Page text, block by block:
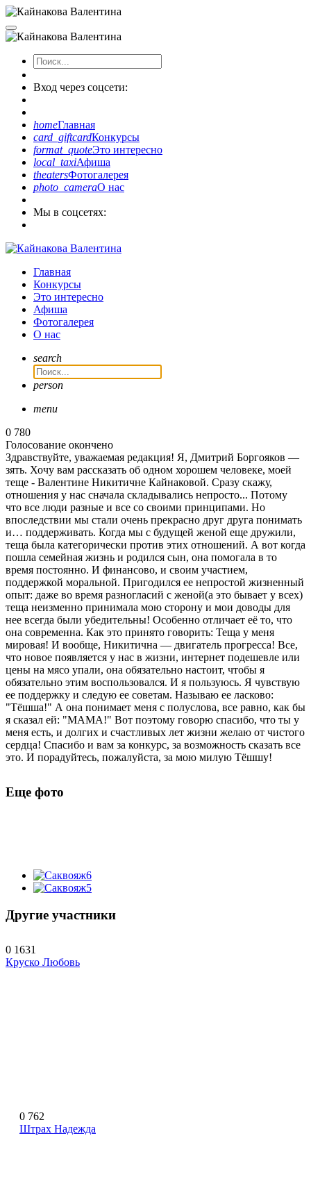
Вход через соцсети:
homeГлавная
card_giftcardКонкурсы
format_quoteЭто интересно
local_taxiАфиша
theatersФотогалерея
photo_cameraО нас
Мы в соцсетях:
Главная
Конкурсы
Это интересно
Афиша
Фотогалерея
О нас
search
person
menu
0 780
Голосование окончено
Здравствуйте, уважаемая редакция! Я, Дмитрий Боргояков —
зять. Хочу вам рассказать об одном хорошем человеке, моей
теще - Валентине Никитичне Кайнаковой. Сразу скажу,
отношения у нас сначала складывались непросто... Потому
что все люди разные и все со своими принципами. Но
впоследствии мы стали очень прекрасно друг друга понимать
и… поддерживать. Когда мы с будущей женой еще дружили,
теща была категорически против этих отношений. А вот когда
пошла семейная жизнь и родился сын, она помогала в то
время постоянно. И финансово, и своим участием,
поддержкой моральной. Пригодился ее непростой жизненный
опыт: даже во время разногласий с женой(а это бывает у всех)
теща неизменно принимала мою сторону и мои доводы для
нее всегда были убедительны! Особенно отличает её то, что
она современна. Как это принято говорить: Теща у меня
мировая! И вообще, Никитична — двигатель прогресса! Все,
что новое появляется у нас в жизни, интернет подешевле или
цены на мясо упали, она обязательно настоит, чтобы я
обязательно этим воспользовался. И я пользуюсь. Я чувствую
ее поддержку и следую ее советам. Называю ее ласково:
"Тёшша!" А она понимает меня с полуслова, все равно, как бы
я сказал ей: "МАМА!" Вот поэтому говорю спасибо, что ты у
меня есть, и долгих и счастливых лет жизни желаю от чистого
сердца! Спасибо и вам за конкурс, за возможность сказать все
это. И порадуйтесь, пожалуйста, за мою милую Тёшшу!
Еще фото
Другие участники
0 1631
Круско Любовь
0 762
Штрах Надежда